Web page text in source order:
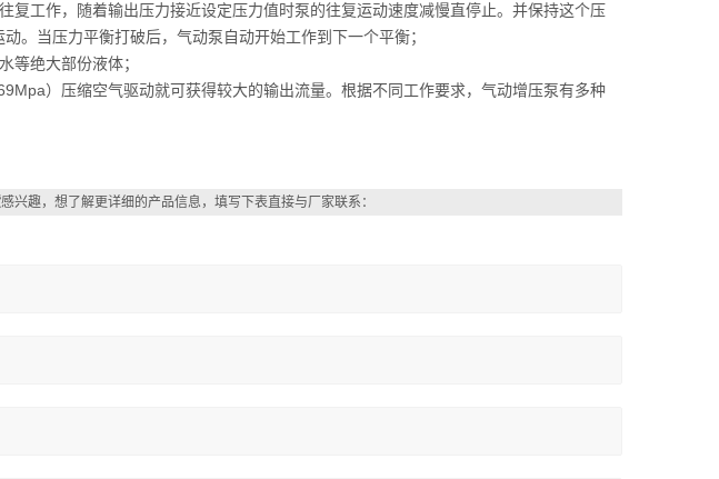
工作，随着输出压力接近设定压力值时泵的往复运动速度减慢直停止。并保持这个压
。当压力平衡打破后，气动泵自动开始工作到下一个平衡；
绝大部份液体；
）压缩空气驱动就可获得较大的输出流量。根据不同工作要求，气动增压泵有多种
感兴趣，想了解更详细的产品信息，填写下表直接与厂家联系：